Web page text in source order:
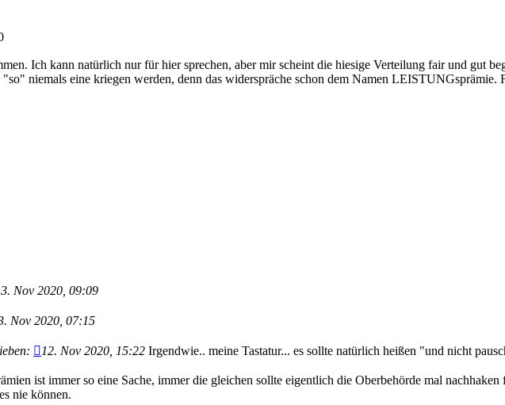
Ich kann natürlich nur für hier sprechen, aber mir scheint die hiesige Verteilung fair und gut
niemals eine kriegen werden, denn das widerspräche schon dem Namen
Nov 2020, 09:09
Nov 2020, 07:15
12. Nov 2020, 15:22 Irgendwie.. meine Tastatur... es sollte natürlich heißen "und nicht
ist immer so eine Sache, immer die gleichen sollte eigentlich die Oberbehörde mal
nie können.